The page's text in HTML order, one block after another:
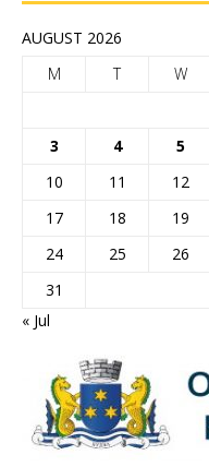
AUGUST 2026
M
T W
3
4 5
10
11 12
17
18 19
24
25 26
31
« Jul